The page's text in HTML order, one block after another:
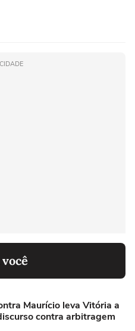
Maurício leva Vitória a
contra arbitragem